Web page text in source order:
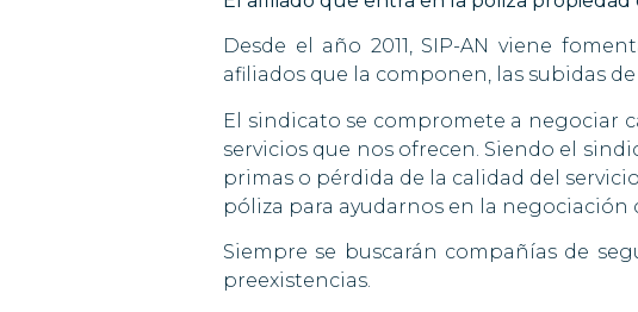
Desde el año 2011, SIP-AN viene
afiliados que la componen, las subidas
El sindicato se compromete a negociar
servicios que nos ofrecen. Siendo el
primas o pérdida de la calidad del
póliza para ayudarnos en la negociación
Siempre se buscarán compañías de
preexistencias.